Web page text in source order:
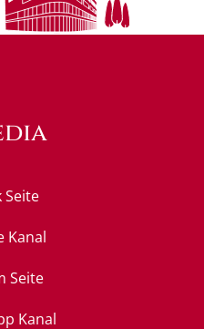
Seite
Kanal
Seite
Kanal